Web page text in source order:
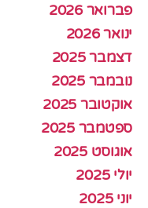
פברואר 2026
ינואר 2026
דצמבר 2025
נובמבר 2025
אוקטובר 2025
ספטמבר 2025
אוגוסט 2025
יולי 2025
יוני 2025